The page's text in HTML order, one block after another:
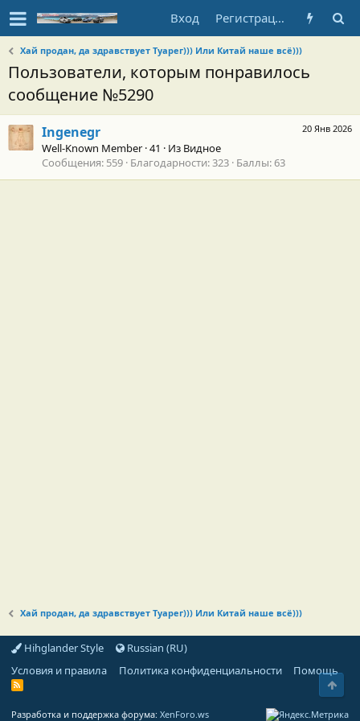
Вход Регистрация
Хай продан, да здравствует Туарег))) Или Китай наше всё)))
Пользователи, которым понравилось
сообщение №5290
20 Янв 2026
Ingenegr
Well-Known Member ·41 · Из Видное
Сообщения 559 Благодарности 323 Баллы 63
Хай продан, да здравствует Туарег))) Или Китай наше всё)))
Hihglander Style
Russian (RU)
Условия и правила
Политика конфиденциальности Помощь
R
Разработка и поддержка форума: XenForo.ws